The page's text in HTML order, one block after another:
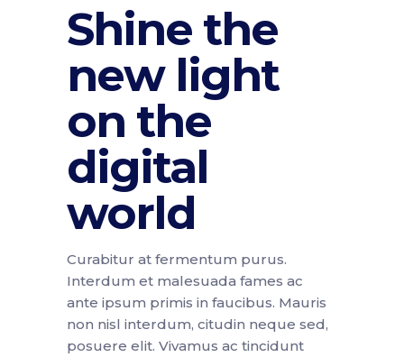
Shine the
new light
on the
digital
world
Curabitur at fermentum purus.
Interdum et malesuada fames ac
ante ipsum primis in faucibus. Mauris
non nisl interdum, citudin neque sed,
posuere elit. Vivamus ac tincidunt